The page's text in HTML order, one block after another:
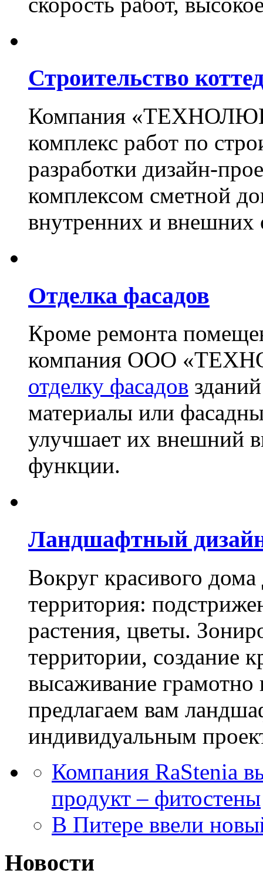
Строительство
Компания
комплекс работ по
разработки дизайн-
комплексом сметной
внутренних и внешних
Отделка фасадов
Кроме ремонта
компания ООО
отделку фасадов
материалы или
улучшает их внешний
функции.
Ландшафтный
Вокруг красивого
территория:
растения, цветы.
территории, создание
высаживание
предлагаем вам
индивидуальным
Компания RaStenia
продукт – фитостены
В Питере ввели
Новости